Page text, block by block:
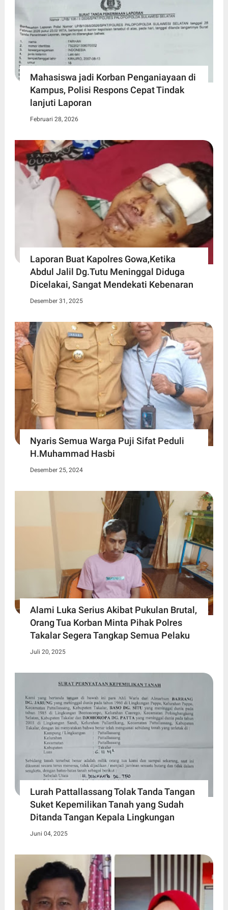
Mahasiswa jadi Korban Penganiayaan di
Kampus, Polisi Respons Cepat Tindak
lanjuti Laporan
Februari 28, 2026
Laporan Buat Kapolres Gowa,Ketika
Abdul Jalil Dg.Tutu Meninggal Diduga
Dicelakai, Sangat Mendekati Kebenaran
Desember 31, 2025
Nyaris Semua Warga Puji Sifat Peduli
H.Muhammad Hasbi
Desember 25, 2024
Alami Luka Serius Akibat Pukulan Brutal,
Orang Tua Korban Minta Pihak Polres
Takalar Segera Tangkap Semua Pelaku
Juli 20, 2025
Lurah Pattallassang Tolak Tanda Tangan
Suket Kepemilikan Tanah yang Sudah
Ditanda Tangan Kepala Lingkungan
Juni 04, 2025